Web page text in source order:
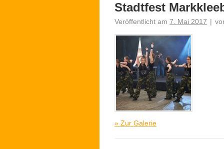
Stadtfest
Veröffentlicht am 7. Mai 2017 |
» Zur Galerie